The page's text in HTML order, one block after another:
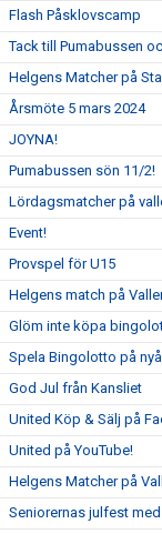
Flash Påsklovscamp
Tack till Pumabussen
Helgens Matcher på
Årsmöte 5 mars 2024
JOYNA!
Pumabussen sön 11/2!
Lördagsmatcher på
Event!
Provspel för U15
Helgens match på
Glöm inte köpa
Spela Bingolotto på
God Jul från Kansliet
United Köp & Sälj på
United på YouTube!
Helgens Matcher på
Seniorernas julfest